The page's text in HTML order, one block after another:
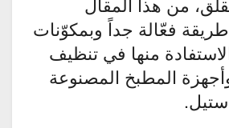
فعّالة جداً وبمكوّنات
منها في تنظيف
المطبخ المصنوعة